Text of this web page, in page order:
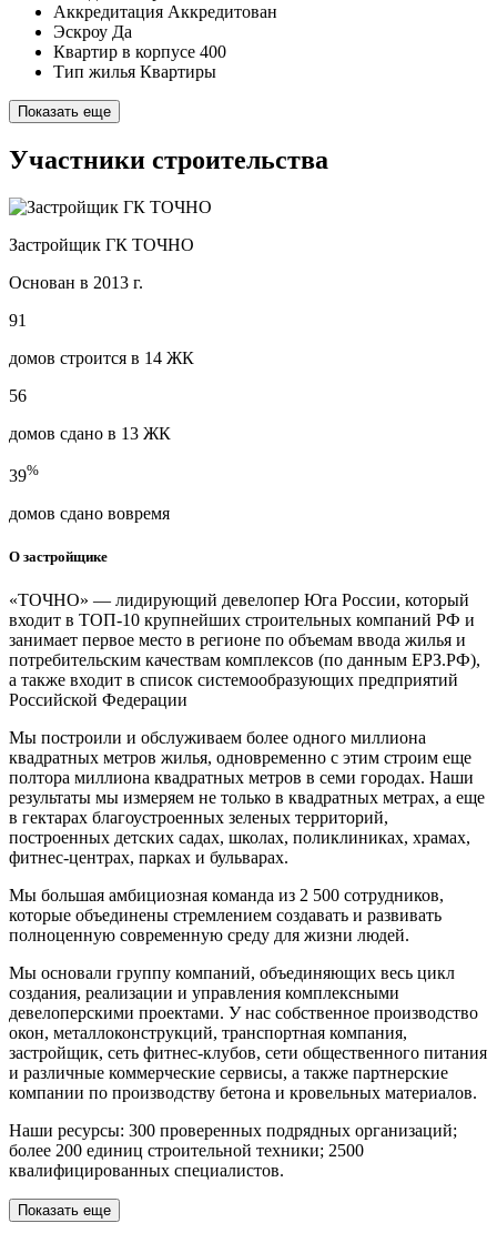
Аккредитация Аккредитован
Эскроу Да
Квартир в корпусе 400
Тип жилья Квартиры
Показать еще
Участники строительства
Застройщик ГК ТОЧНО
Основан в 2013 г.
91
домов строится в 14 ЖК
56
домов сдано в 13 ЖК
39%
домов сдано вовремя
О застройщике
«ТОЧНО» — лидирующий девелопер Юга России, который
входит в ТОП-10 крупнейших строительных компаний РФ и
занимает первое место в регионе по объемам ввода жилья и
потребительским качествам комплексов (по данным ЕРЗ.РФ),
а также входит в список системообразующих предприятий
Российской Федерации
Мы построили и обслуживаем более одного миллиона
квадратных метров жилья, одновременно с этим строим еще
полтора миллиона квадратных метров в семи городах. Наши
результаты мы измеряем не только в квадратных метрах, а еще
в гектарах благоустроенных зеленых территорий,
построенных детских садах, школах, поликлиниках, храмах,
фитнес-центрах, парках и бульварах.
Мы большая амбициозная команда из 2 500 сотрудников,
которые объединены стремлением создавать и развивать
полноценную современную среду для жизни людей.
Мы основали группу компаний, объединяющих весь цикл
создания, реализации и управления комплексными
девелоперскими проектами. У нас собственное производство
окон, металлоконструкций, транспортная компания,
застройщик, сеть фитнес-клубов, сети общественного питания
и различные коммерческие сервисы, а также партнерские
компании по производству бетона и кровельных материалов.
Наши ресурсы: 300 проверенных подрядных организаций;
более 200 единиц строительной техники; 2500
квалифицированных специалистов.
Показать еще